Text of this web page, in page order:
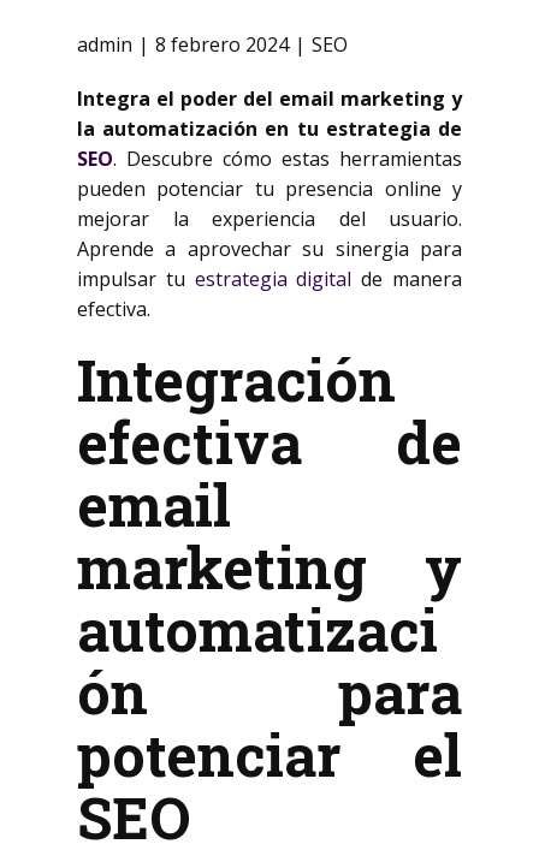
admin 8 febrero 2024 SEO
Integra el poder del email marketing y
la automatización en tu estrategia de
SEO. Descubre cómo estas herramientas
pueden potenciar tu presencia online y
mejorar la experiencia del usuario.
Aprende a aprovechar su sinergia para
impulsar tu estrategia digital de manera
efectiva.
Integración
efectiva de
email
marketing y
automatizaci
ón para
potenciar el
SEO